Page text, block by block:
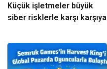
Küçük işletmeler büyük
siber risklerle karşı karşıya